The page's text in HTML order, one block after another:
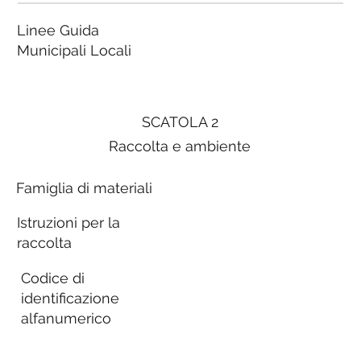
SCATOLA 2
Raccolta e ambiente
Famiglia di materiali
Istruzioni per la
raccolta
Codice di
identificazione
alfanumerico
Linee Guida
Municipali Locali